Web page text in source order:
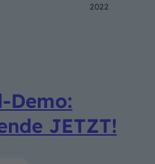
2022
Demo:
JETZT!